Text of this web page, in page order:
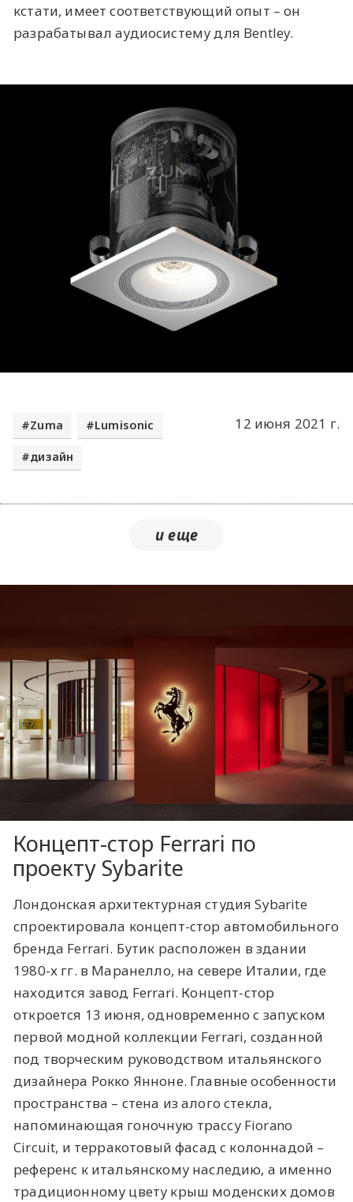
кстати, имеет соответствующий опыт – он
разрабатывал аудиосистему для Bentley.
12 июня 2021 г.
Zuma Lumisonic
дизайн
Концепт-стор Ferrari по
проекту Sybarite
Лондонская архитектурная студия Sybarite
спроектировала концепт-стор автомобильного
бренда Ferrari. Бутик расположен в здании
1980-х гг. в Маранелло, на севере Италии, где
находится завод Ferrari. Концепт-стор
откроется 13 июня, одновременно с запуском
первой модной коллекции Ferrari, созданной
под творческим руководством итальянского
дизайнера Рокко Янноне. Главные особенности
пространства – стена из алого стекла,
напоминающая гоночную трассу Fiorano
Circuit, и терракотовый фасад с колоннадой –
референс к итальянскому наследию, а именно
традиционному цвету крыш моденских домов